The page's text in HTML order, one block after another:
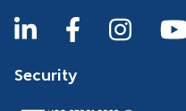
Security